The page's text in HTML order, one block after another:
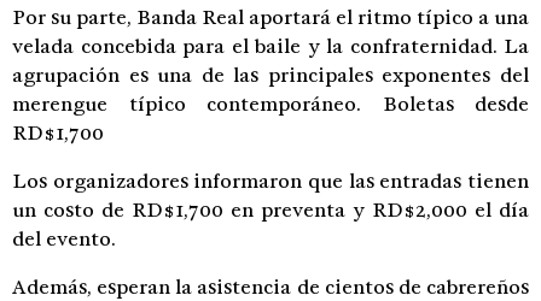
Por su parte, Banda Real aportará el ritmo típico a una
velada concebida para el baile y la confraternidad. La
agrupación es una de las principales exponentes del
merengue típico contemporáneo. Boletas desde
RD$1,700
Los organizadores informaron que las entradas tienen
un costo de RD$1,700 en preventa y RD$2,000 el día
del evento.
Además, esperan la asistencia de cientos de cabrereños